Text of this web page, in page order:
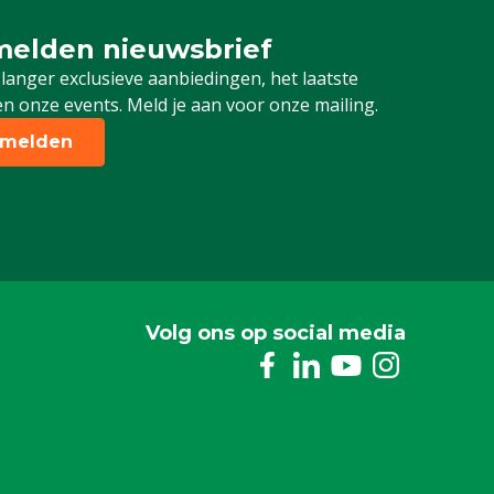
nieuwsbrief
exclusieve aanbiedingen, het laatste
onze events. Meld je aan voor onze mailing.
in voor onze nieuwsbrief
Volg ons op social media